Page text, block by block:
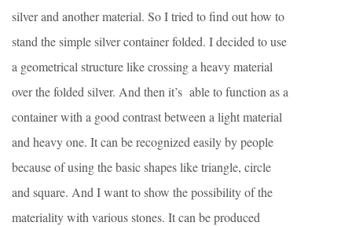
silver and another material. So I tried to find out how to
stand the simple silver container folded. I decided to use
a geometrical structure like crossing a heavy material
over the folded silver. And then it’s able to function as a
container with a good contrast between a light material
and heavy one. It can be recognized easily by people
because of using the basic shapes like triangle, circle
and square. And I want to show the possibility of the
materiality with various stones. It can be produced